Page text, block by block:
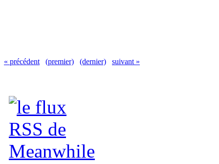
« précédent (premier) (dernier) suivant »